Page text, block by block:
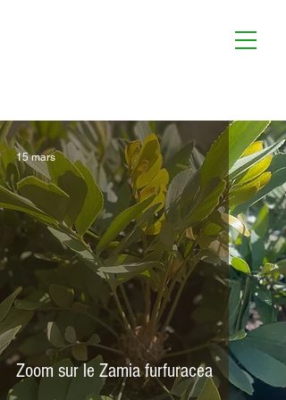
Zoom sur le Zamia furfuracea
15 mars